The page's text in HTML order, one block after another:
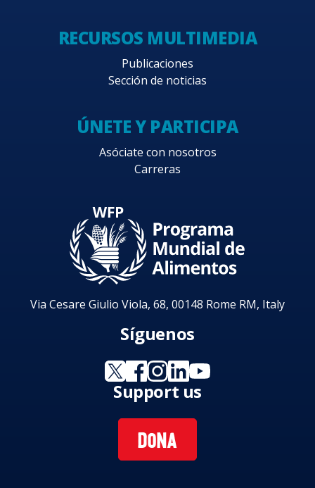
RECURSOS MULTIMEDIA
Publicaciones
Sección de noticias
ÚNETE Y PARTICIPA
Asóciate con nosotros
Carreras
Via Cesare Giulio Viola, 68, 00148 Rome RM, Italy
Síguenos
Support us
DONA